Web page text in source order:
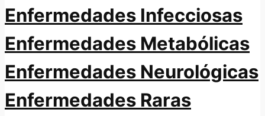
Enfermedades Infecciosas
Enfermedades Metabólicas
Enfermedades Neurológicas
Enfermedades Raras